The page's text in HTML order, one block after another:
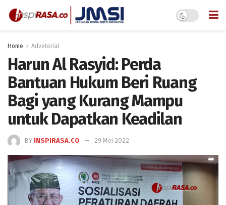
Home Advetorial
Harun Al Rasyid: Perda
Bantuan Hukum Beri Ruang
Bagi yang Kurang Mampu
untuk Dapatkan Keadilan
BY INSPIRASA.CO 29 Mei 2022